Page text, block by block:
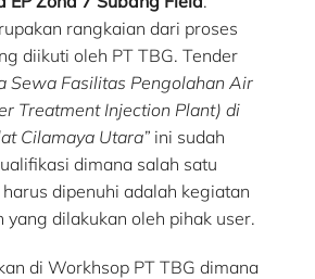
rangkaian dari proses
diikuti oleh PT TBG. Tender
Sewa Fasilitas Pengolahan Air
Treatment Injection Plant) di
Cilamaya Utara”ini sudah
dimana salah satu
dipenuhi adalah kegiatan
yang dilakukan oleh pihak user.
di Workhsop PT TBG dimana